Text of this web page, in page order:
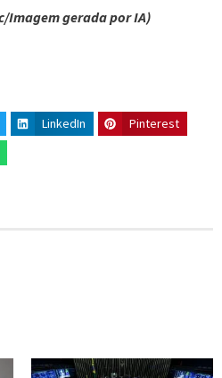
Imagem gerada por IA)
LinkedIn
Pinterest